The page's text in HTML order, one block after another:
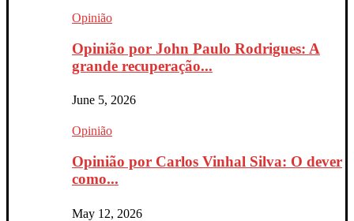
Opinião
Opinião por John Paulo Rodrigues: A
grande recuperação...
June 5, 2026
Opinião
Opinião por Carlos Vinhal Silva: O dever
como...
May 12, 2026